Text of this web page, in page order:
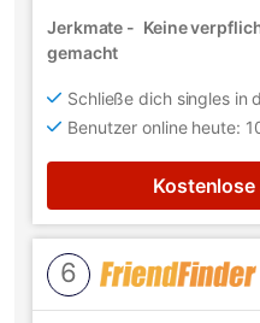
Jerkmate - Keine
gemacht
Schließe dich singles in
Benutzer online heute:
6